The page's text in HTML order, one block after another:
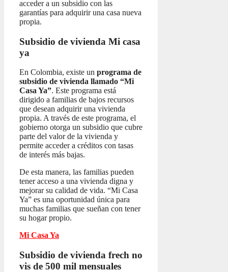
acceder a un subsidio con las
garantías para adquirir una casa nueva
propia.
Subsidio de vivienda Mi casa
ya
En Colombia, existe un programa de
subsidio de vivienda llamado “Mi
Casa Ya”. Este programa está
dirigido a familias de bajos recursos
que desean adquirir una vivienda
propia. A través de este programa, el
gobierno otorga un subsidio que cubre
parte del valor de la vivienda y
permite acceder a créditos con tasas
de interés más bajas.
De esta manera, las familias pueden
tener acceso a una vivienda digna y
mejorar su calidad de vida. “Mi Casa
Ya” es una oportunidad única para
muchas familias que sueñan con tener
su hogar propio.
Mi Casa Ya
Subsidio de vivienda frech no
vis de 500 mil mensuales